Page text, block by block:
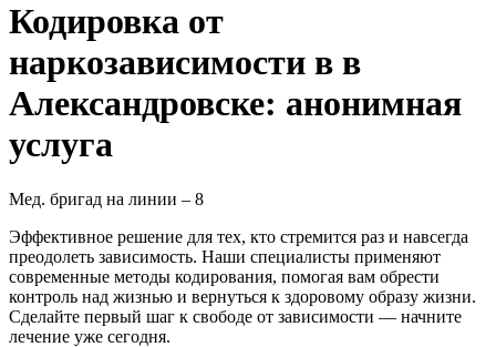
Кодировка от
наркозависимости в в
Александровске: анонимная
услуга
Мед. бригад на линии – 8
Эффективное решение для тех, кто стремится раз и навсегда
преодолеть зависимость. Наши специалисты применяют
современные методы кодирования, помогая вам обрести
контроль над жизнью и вернуться к здоровому образу жизни.
Сделайте первый шаг к свободе от зависимости — начните
лечение уже сегодня.